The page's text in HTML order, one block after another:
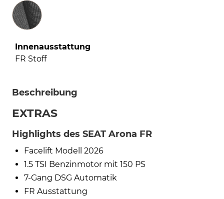
Innenausstattung
Innenausstattung
FR Stoff
Beschreibung
EXTRAS
Highlights des SEAT Arona FR
Facelift Modell 2026
1.5 TSI Benzinmotor mit 150 PS
7-Gang DSG Automatik
FR Ausstattung